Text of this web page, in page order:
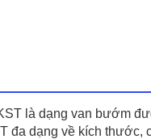
là dạng van bướm
đa dạng về kích thước,